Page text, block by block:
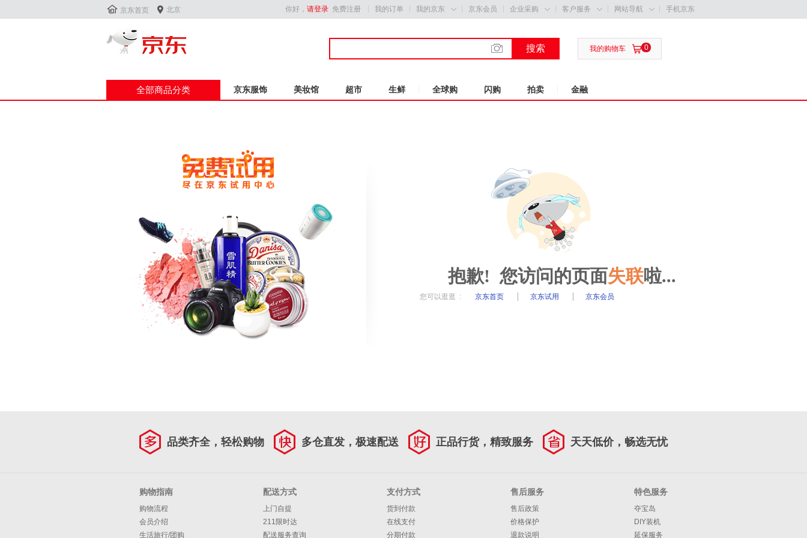
 京东首页  北京 你好， 请登录 免费注册 我的订单 我的京东  京东会员 企业采购  客户服务  网站导航  手机京东
搜索  0
我的购物车
全部商品分类 京东服饰 美妆馆 超市 生鲜 全球购 闪购 拍卖 金融
抱歉! 您访问的页面失联啦...
您可以逛逛 : 京东首页 京东试用 京东会员
品类齐全，轻松购物 多仓直发，极速配送 正品行货，精致服务 天天低价，畅选无忧
购物指南
购物流程
会员介绍
生活旅行/团购
配送方式
上门自提
211限时达
配送服务查询
支付方式
货到付款
在线支付
分期付款
售后服务
售后政策
价格保护
退款说明
特色服务
夺宝岛
DIY装机
延保服务